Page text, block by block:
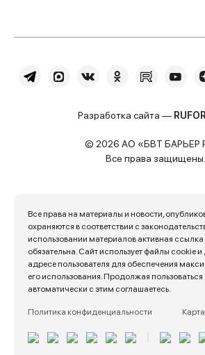
Разработка сайта —
© 2026 АО «БВТ БАРЬЕР
Все права защищены.
Все права на материалы и новости,
охраняются в соответствии с
использовании материалов активная
обязательна. Сайт использует файлы cookie
адресе пользователя для обеспечения
его использования. Продолжая
автоматически с этим соглашаетесь.
Политика конфиденциальности